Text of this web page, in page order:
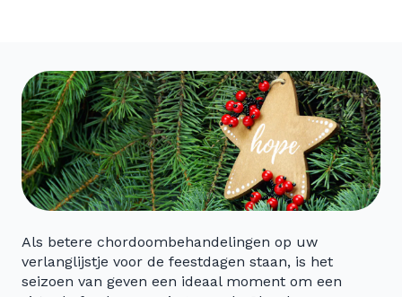
Als betere chordoombehandelingen op uw
verlanglijstje voor de feestdagen staan, is het
seizoen van geven een ideaal moment om een